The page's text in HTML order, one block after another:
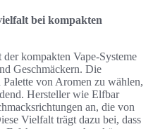
bei kompakten
kompakten Vape-Systeme
Geschmäckern. Die
von Aromen zu wählen,
Hersteller wie Elfbar
an, die von
Vielfalt trägt dazu bei, dass